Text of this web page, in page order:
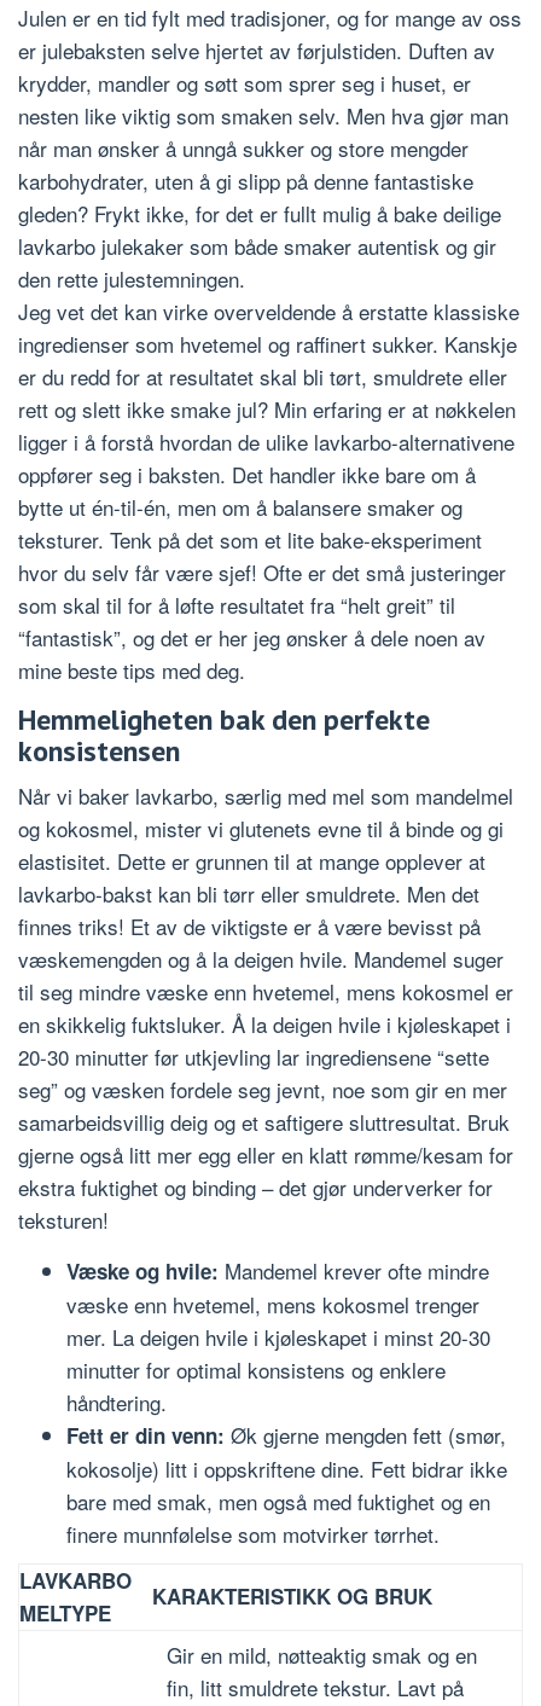
Julen er en tid fylt med tradisjoner, og for mange av oss
er julebaksten selve hjertet av førjulstiden. Duften av
krydder, mandler og søtt som sprer seg i huset, er
nesten like viktig som smaken selv. Men hva gjør man
når man ønsker å unngå sukker og store mengder
karbohydrater, uten å gi slipp på denne fantastiske
gleden? Frykt ikke, for det er fullt mulig å bake deilige
lavkarbo julekaker som både smaker autentisk og gir
den rette julestemningen.
Jeg vet det kan virke overveldende å erstatte klassiske
ingredienser som hvetemel og raffinert sukker. Kanskje
er du redd for at resultatet skal bli tørt, smuldrete eller
rett og slett ikke smake jul? Min erfaring er at nøkkelen
ligger i å forstå hvordan de ulike lavkarbo-alternativene
oppfører seg i baksten. Det handler ikke bare om å
bytte ut én-til-én, men om å balansere smaker og
teksturer. Tenk på det som et lite bake-eksperiment
hvor du selv får være sjef! Ofte er det små justeringer
som skal til for å løfte resultatet fra “helt greit” til
“fantastisk”, og det er her jeg ønsker å dele noen av
mine beste tips med deg.
Hemmeligheten bak den perfekte
konsistensen
Når vi baker lavkarbo, særlig med mel som mandelmel
og kokosmel, mister vi glutenets evne til å binde og gi
elastisitet. Dette er grunnen til at mange opplever at
lavkarbo-bakst kan bli tørr eller smuldrete. Men det
finnes triks! Et av de viktigste er å være bevisst på
væskemengden og å la deigen hvile. Mandemel suger
til seg mindre væske enn hvetemel, mens kokosmel er
en skikkelig fuktsluker. Å la deigen hvile i kjøleskapet i
20-30 minutter før utkjevling lar ingrediensene “sette
seg” og væsken fordele seg jevnt, noe som gir en mer
samarbeidsvillig deig og et saftigere sluttresultat. Bruk
gjerne også litt mer egg eller en klatt rømme/kesam for
ekstra fuktighet og binding – det gjør underverker for
teksturen!
Væske og hvile: Mandemel krever ofte mindre
væske enn hvetemel, mens kokosmel trenger
mer. La deigen hvile i kjøleskapet i minst 20-30
minutter for optimal konsistens og enklere
håndtering.
Fett er din venn: Øk gjerne mengden fett (smør,
kokosolje) litt i oppskriftene dine. Fett bidrar ikke
bare med smak, men også med fuktighet og en
finere munnfølelse som motvirker tørrhet.
LAVKARBO
MELTYPE
KARAKTERISTIKK OG BRUK
Gir en mild, nøtteaktig smak og en
fin, litt smuldrete tekstur. Lavt på